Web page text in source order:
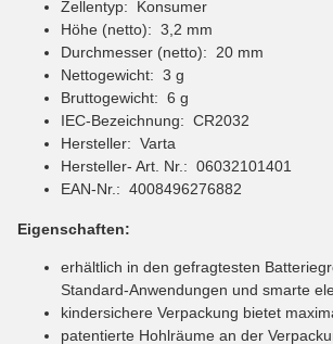
Zellentyp: Konsumer
Höhe (netto): 3,2 mm
Durchmesser (netto): 20 mm
Nettogewicht: 3 g
Bruttogewicht: 6 g
IEC-Bezeichnung: CR2032
Hersteller: Varta
Hersteller- Art. Nr.: 06032101401
EAN-Nr.: 4008496276882
Eigenschaften:
erhältlich in den gefragtesten
Standard-Anwendungen und smarte
kindersichere Verpackung bietet
patentierte Hohlräume an der